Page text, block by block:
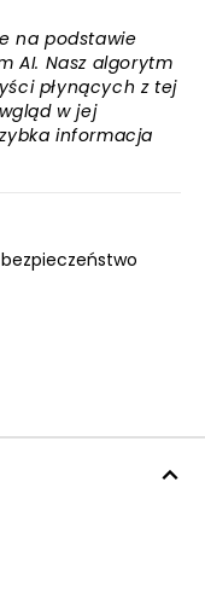
na podstawie
AI. Nasz algorytm
płynących z tej
w jej
informacja